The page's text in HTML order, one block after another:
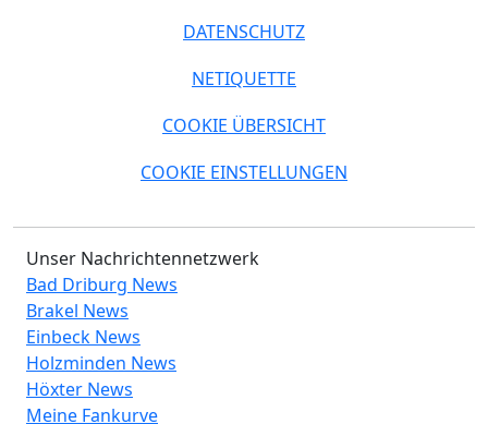
DATENSCHUTZ
NETIQUETTE
COOKIE ÜBERSICHT
COOKIE EINSTELLUNGEN
Unser Nachrichtennetzwerk
Bad Driburg News
Brakel News
Einbeck News
Holzminden News
Höxter News
Meine Fankurve